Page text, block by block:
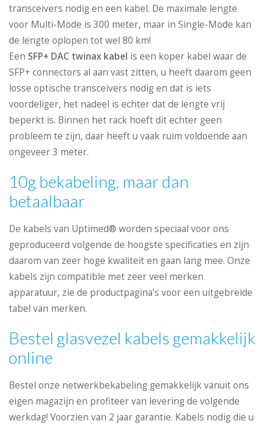
transceivers nodig en een kabel. De maximale lengte
voor Multi-Mode is 300 meter, maar in Single-Mode kan
de lengte oplopen tot wel 80 km!
Een SFP+ DAC twinax kabel is een koper kabel waar de
SFP+ connectors al aan vast zitten, u heeft daarom geen
losse optische transceivers nodig en dat is iets
voordeliger, het nadeel is echter dat de lengte vrij
beperkt is. Binnen het rack hoeft dit echter geen
probleem te zijn, daar heeft u vaak ruim voldoende aan
ongeveer 3 meter.
10g bekabeling, maar dan
betaalbaar
De kabels van Uptimed® worden speciaal voor ons
geproduceerd volgende de hoogste specificaties en zijn
daarom van zeer hoge kwaliteit en gaan lang mee. Onze
kabels zijn compatible met zeer veel merken
apparatuur, zie de productpagina's voor een uitgebreide
tabel van merken.
Bestel glasvezel kabels gemakkelijk
online
Bestel onze netwerkbekabeling gemakkelijk vanuit ons
eigen magazijn en profiteer van levering de volgende
werkdag! Voorzien van 2 jaar garantie. Kabels nodig die u